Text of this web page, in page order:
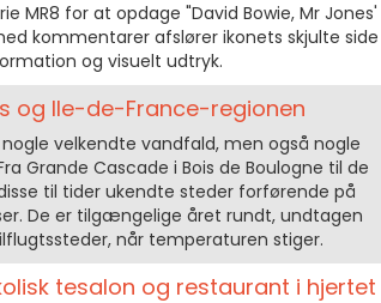
MR8 for at opdage "David Bowie, Mr Jones'
kommentarer afslører ikonets skjulte side
og visuelt udtryk.
og Ile-de-France-regionen
velkendte vandfald, men også nogle
Grande Cascade i Bois de Boulogne til de
til tider ukendte steder forførende på
De er tilgængelige året rundt, undtagen
når temperaturen stiger.
tesalon og restaurant i hjertet